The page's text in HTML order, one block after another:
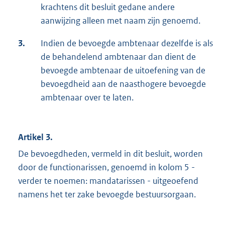
krachtens dit besluit gedane andere
aanwijzing alleen met naam zijn genoemd.
3.
Indien de bevoegde ambtenaar dezelfde is als
de behandelend ambtenaar dan dient de
bevoegde ambtenaar de uitoefening van de
bevoegdheid aan de naasthogere bevoegde
ambtenaar over te laten.
Artikel 3.
De bevoegdheden, vermeld in dit besluit, worden
door de functionarissen, genoemd in kolom 5 -
verder te noemen: mandatarissen - uitgeoefend
namens het ter zake bevoegde bestuursorgaan.